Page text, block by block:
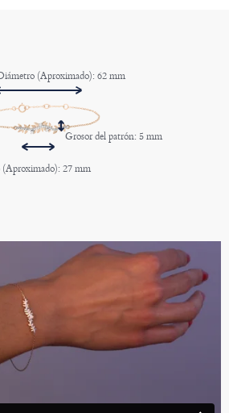
(Aproximado): 62 mm
Grosor del patrón: 5 mm
27 mm